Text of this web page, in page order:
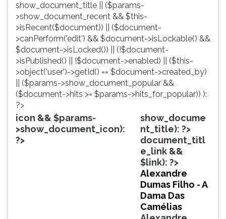
livros,
biografias,
profissões,
simulados
comentados.
Acessibilidade
leitor
pular
essa
leitura
pressione
depois
pausar
show_document_title || ($params-
>show_document_recent && $this-
>isRecent($document)) || ($document-
>canPerform('edit') && $document->isLockable() &&
$document->isLocked()) || (!$document-
>isPublished() || !$document->enabled) || ($this-
>object('user')->getId() == $document->created_by)
|| ($params->show_document_popular &&
($document->hits >= $params->hits_for_popular)) ):
?>
icon && $params-
>show_document_icon):
?>
show_docume
nt_title): ?>
document_titl
e_link &&
$link): ?>
Alexandre
Dumas Filho - A
Dama Das
Camélias